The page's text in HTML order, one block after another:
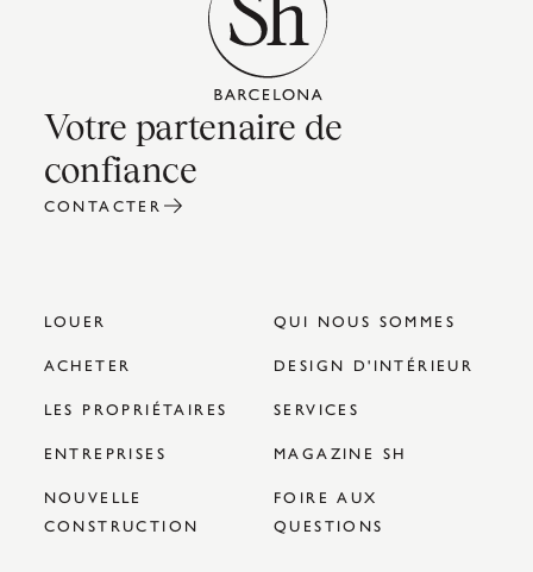
Votre partenaire de
confiance
CONTACTER
LOUER
QUI NOUS SOMMES
ACHETER
DESIGN D'INTÉRIEUR
LES PROPRIÉTAIRES
SERVICES
ENTREPRISES
MAGAZINE SH
NOUVELLE
CONSTRUCTION
FOIRE AUX
QUESTIONS